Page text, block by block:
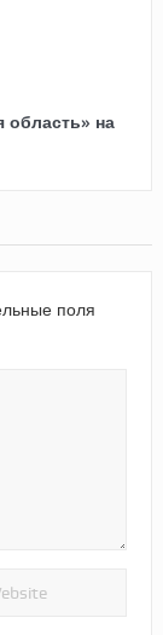
область» на
поля